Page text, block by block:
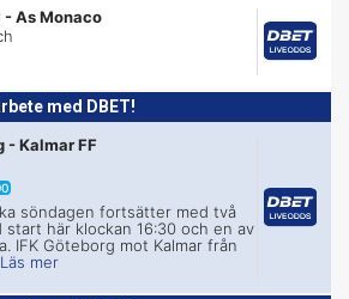
-As Monaco
med DBET!
-Kalmar FF
söndagen fortsätter med två
start här klockan 16:30 och en av
IFK Göteborg mot Kalmar från
Läs mer